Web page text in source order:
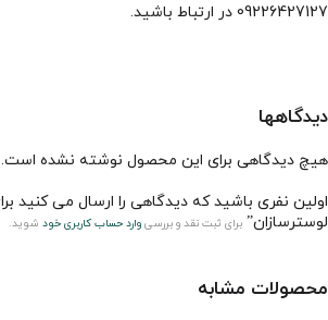
09226427127 در ارتباط باشید.
دیدگاهها
هیچ دیدگاهی برای این محصول نوشته نشده است.
لوسترسازان” برای ثبت نقد و بررسی وارد حساب کاربری خود شوید.
محصولات مشابه